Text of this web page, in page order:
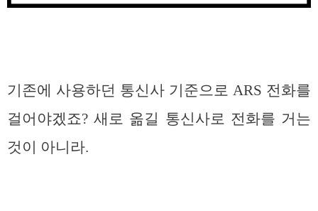
기존에 사용하던 통신사 기준으로 ARS 전화를
걸어야겠죠? 새로 옮길 통신사로 전화를 거는
것이 아니라.